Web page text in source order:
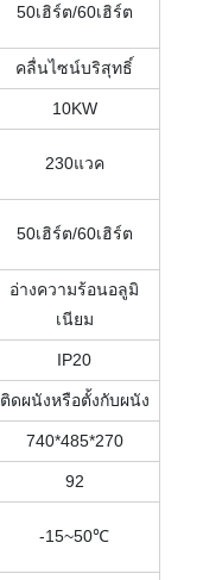
50เฮิร์ต/60เฮิร์ต
คลื่นไซน์บริสุทธิ์
10KW
230แวค
50เฮิร์ต/60เฮิร์ต
อ่างความร้อนอลูมิ
เนียม
IP20
ติดผนังหรือตั้งกับผนัง
740*485*270
92
-15~50℃